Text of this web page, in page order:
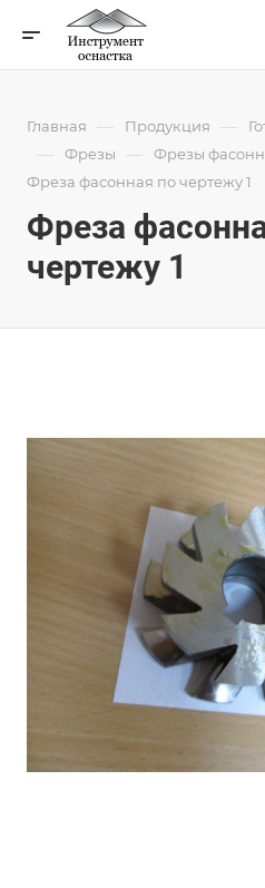
Главная — Продукция —
— Фрезы — Фрезы
Фреза фасонная по чертежу 1
Фреза
чертежу 1